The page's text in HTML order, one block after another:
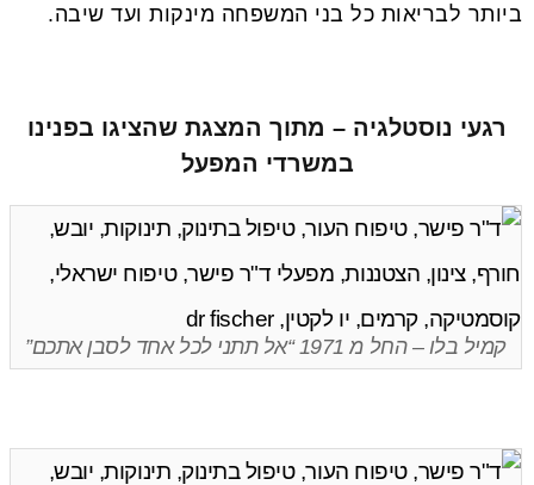
ביותר לבריאות כל בני המשפחה מינקות ועד שיבה.
רגעי נוסטלגיה – מתוך המצגת שהציגו בפנינו
במשרדי המפעל
קמיל בלו – החל מ 1971 “אל תתני לכל אחד לסבן אתכם”